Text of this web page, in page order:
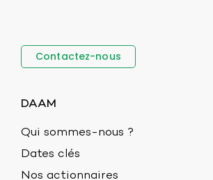
Contactez-nous
DAAM
Qui sommes-nous ?
Dates clés
Nos actionnaires